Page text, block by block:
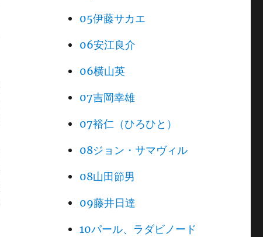
05伊藤サカエ
06安江良介
06横山英
07吉岡幸雄
07裕仁（ひろひと）
08ジョン・サマヴィル
08山田節男
09藤井日達
10パール、ラダビノード